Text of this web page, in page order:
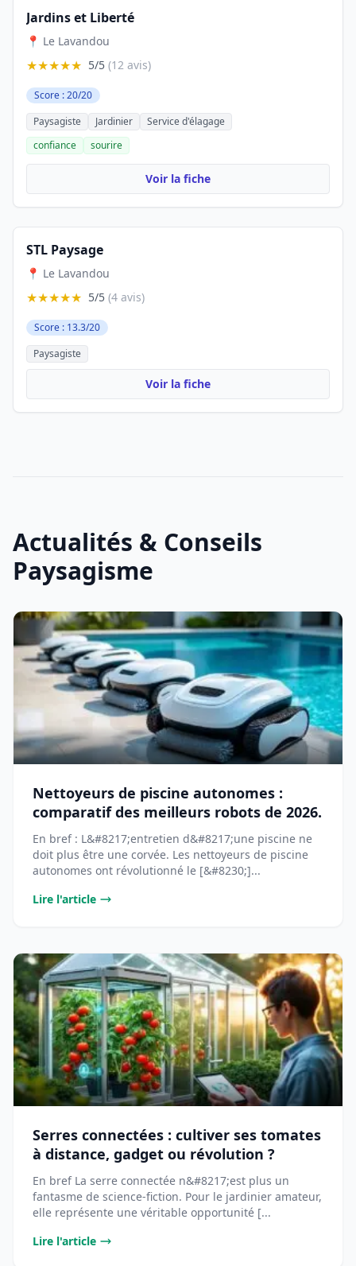
Jardins et Liberté
📍 Le Lavandou
★★★★★ 5/5 (12 avis)
Score : 20/20
Paysagiste
Jardinier
Service d'élagage
confiance
sourire
Voir la fiche
STL Paysage
📍 Le Lavandou
★★★★★ 5/5 (4 avis)
Score : 13.3/20
Paysagiste
Voir la fiche
Actualités & Conseils
Paysagisme
Nettoyeurs de piscine autonomes :
comparatif des meilleurs robots de 2026.
En bref : L&#8217;entretien d&#8217;une piscine ne
doit plus être une corvée. Les nettoyeurs de piscine
autonomes ont révolutionné le [&#8230;]...
Lire l'article
Serres connectées : cultiver ses tomates
à distance, gadget ou révolution ?
En bref La serre connectée n&#8217;est plus un
fantasme de science-fiction. Pour le jardinier amateur,
elle représente une véritable opportunité [...
Lire l'article